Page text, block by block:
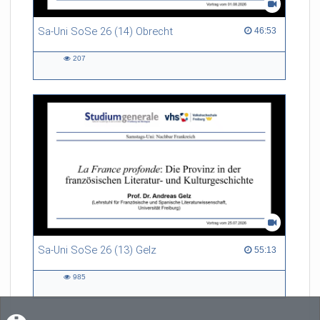
Sa-Uni SoSe 26 (14) Obrecht 46:53
46:53 duration
207
Sa-Uni SoSe 26 (13) Gelz 55:13
55:13 duration
985